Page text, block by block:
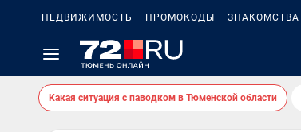
НЕДВИЖИМОСТЬ ПРОМОКОДЫ ЗНАКОМСТВА
Какая ситуация с паводком в Тюменской области